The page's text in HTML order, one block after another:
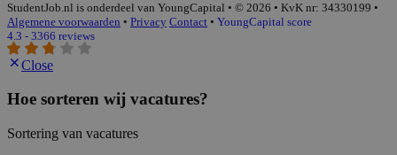
StudentJob.nl is onderdeel van YoungCapital • © 2026 • KvK nr: 34330199 •
Algemene voorwaarden • Privacy Contact • YoungCapital score
4.3 - 3366 reviews
Close
Hoe sorteren wij vacatures?
Sortering van vacatures